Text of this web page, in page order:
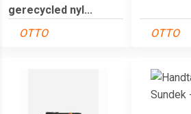
gerecycled nyl...
OTTO
OTTO